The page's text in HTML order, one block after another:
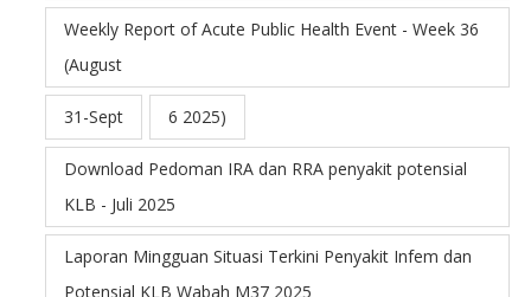
Weekly Report of Acute Public Health Event - Week 36
(August
31-Sept 6 2025)
Download Pedoman IRA dan RRA penyakit potensial
KLB - Juli 2025
Laporan Mingguan Situasi Terkini Penyakit Infem dan
Potensial KLB Wabah M37 2025